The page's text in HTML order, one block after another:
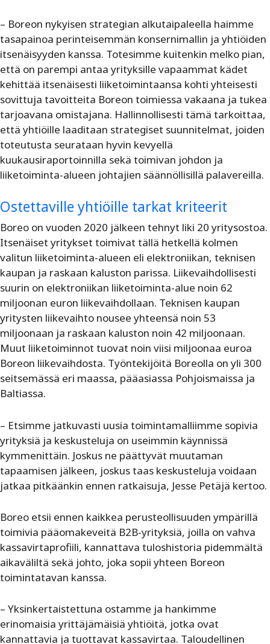
– Boreon nykyisen strategian alkutaipaleella haimme
tasapainoa perinteisemmän konsernimallin ja yhtiöiden
itsenäisyyden kanssa. Totesimme kuitenkin melko pian,
että on parempi antaa yrityksille vapaammat kädet
kehittää itsenäisesti liiketoimintaansa kohti yhteisesti
sovittuja tavoitteita Boreon toimiessa vakaana ja tukea
tarjoavana omistajana. Hallinnollisesti tämä tarkoittaa,
että yhtiöille laaditaan strategiset suunnitelmat, joiden
toteutusta seurataan hyvin kevyellä
kuukausiraportoinnilla sekä toimivan johdon ja
liiketoiminta-alueen johtajien säännöllisillä palavereilla.
Ostettaville yhtiöille tarkat kriteerit
Boreo on vuoden 2020 jälkeen tehnyt liki 20 yritysostoa.
Itsenäiset yritykset toimivat tällä hetkellä kolmen
valitun liiketoiminta-alueen eli elektroniikan, teknisen
kaupan ja raskaan kaluston parissa. Liikevaihdollisesti
suurin on elektroniikan liiketoiminta-alue noin 62
miljoonan euron liikevaihdollaan. Teknisen kaupan
yritysten liikevaihto nousee yhteensä noin 53
miljoonaan ja raskaan kaluston noin 42 miljoonaan.
Muut liiketoiminnot tuovat noin viisi miljoonaa euroa
Boreon liikevaihdosta. Työntekijöitä Boreolla on yli 300
seitsemässä eri maassa, pääasiassa Pohjoismaissa ja
Baltiassa.
– Etsimme jatkuvasti uusia toimintamalliimme sopivia
yrityksiä ja keskusteluja on useimmin käynnissä
kymmenittäin. Joskus ne päättyvät muutaman
tapaamisen jälkeen, joskus taas keskusteluja voidaan
jatkaa pitkäänkin ennen ratkaisuja, Jesse Petäjä kertoo.
Boreo etsii ennen kaikkea perusteollisuuden ympärillä
toimivia pääomakeveitä B2B-yrityksiä, joilla on vahva
kassavirtaprofiili, kannattava tuloshistoria pidemmältä
aikaväliltä sekä johto, joka sopii yhteen Boreon
toimintatavan kanssa.
– Yksinkertaistettuna ostamme ja hankimme
erinomaisia yrittäjämäisiä yhtiöitä, jotka ovat
kannattavia ja tuottavat kassavirtaa. Taloudellinen